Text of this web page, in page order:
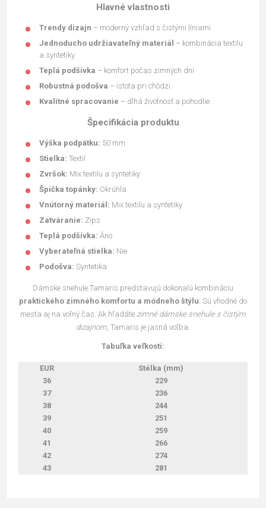
Hlavné vlastnosti
Trendy dizajn – moderný vzhľad s čistými líniami
Jednoducho udržiavateľný materiál – kombinácia textilu
a syntetiky
Teplá podšívka – komfort počas zimných dní
Robustná podošva – istota pri chôdzi
Kvalitné spracovanie – dlhá životnosť a pohodlie
Špecifikácia produktu
Výška podpätku: 50 mm
Stielka: Textil
Zvršok: Mix textilu a syntetiky
Špička topánky: Okrúhla
Vnútorný materiál: Mix textilu a syntetiky
Zatváranie: Zips
Teplá podšívka: Áno
Vyberateľná stielka: Nie
Podošva: Syntetika
Dámske snehule Tamaris predstavujú dokonalú kombináciu
praktického zimného komfortu a módneho štýlu . Sú vhodné do
mesta aj na voľný čas. Ak hľadáte zimné dámske snehule s čistým
dizajnom , Tamaris je jasná voľba.
Tabuľka veľkostí:
EUR
Stélka (mm)
36
229
37
236
38
244
39
251
40
259
41
266
42
274
43
281